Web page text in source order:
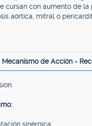
cursan con aumento de la
aórtica, mitral o
de Acción -
sinérgica.